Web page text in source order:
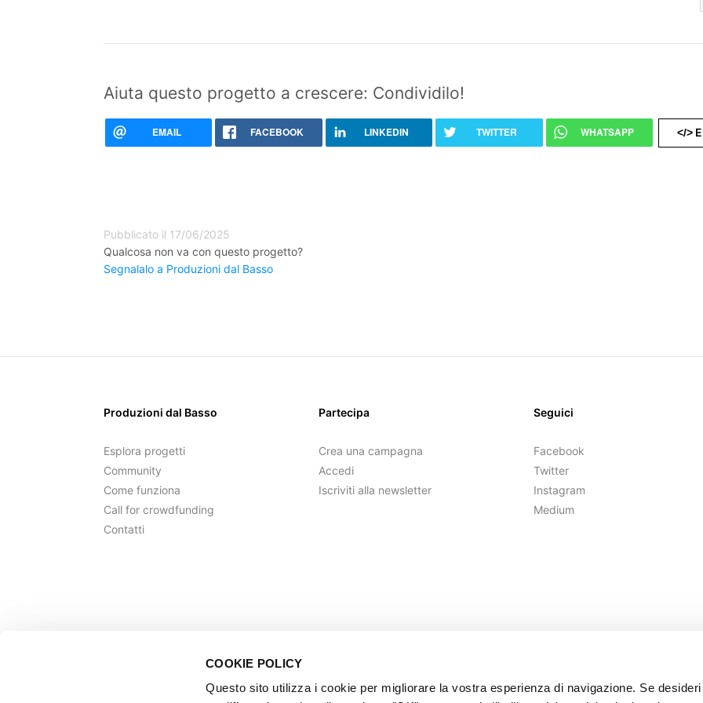
COOKIE POLICY
Questo sito utilizza i cookie per migliorare la vostra esperienza di navigazione. Se
Aiuta questo progetto a crescere: Condividilo!
EMAIL FACEBOOK LINKEDIN TWITTER WHATSAPP </>
Pubblicato il 17/06/2025
Qualcosa non va con questo progetto?
Segnalalo a Produzioni dal Basso
Produzioni dal Basso
Esplora progetti
Community
Come funziona
Call for crowdfunding
Contatti
Partecipa
Crea una campagna
Accedi
Iscriviti alla newsletter
Seguici
Facebook
Twitter
Instagram
Medium